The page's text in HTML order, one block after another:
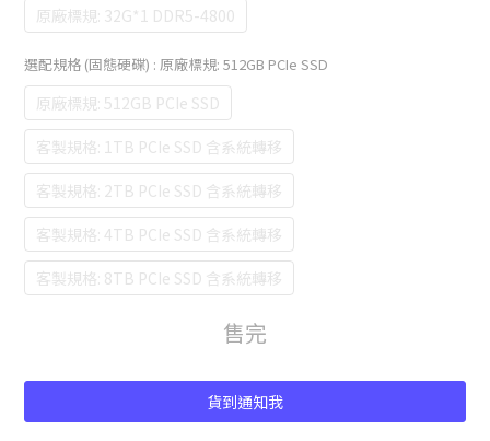
原廠標規: 32G*1 DDR5-4800
選配規格 (固態硬碟) : 原廠標規: 512GB PCIe SSD
原廠標規: 512GB PCIe SSD
客製規格: 1TB PCIe SSD 含系統轉移
客製規格: 2TB PCIe SSD 含系統轉移
客製規格: 4TB PCIe SSD 含系統轉移
客製規格: 8TB PCIe SSD 含系統轉移
售完
貨到通知我